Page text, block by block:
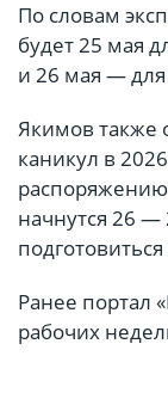
По словам
будет 25 мая
и 26 мая — для
Якимов также
каникул в
начнутся 26
Ранее портал
рабочих